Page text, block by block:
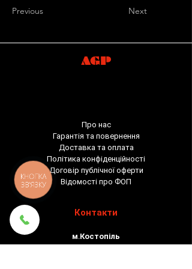
Previous Next
AGP
Про нас
Гарантія та повернення
Доставка та оплата
Політика конфіденційності
Договір публічної оферти
Відомості про ФОП
Контакти
м.Костопіль
КНОПКА
ЗВ'ЯЗКУ